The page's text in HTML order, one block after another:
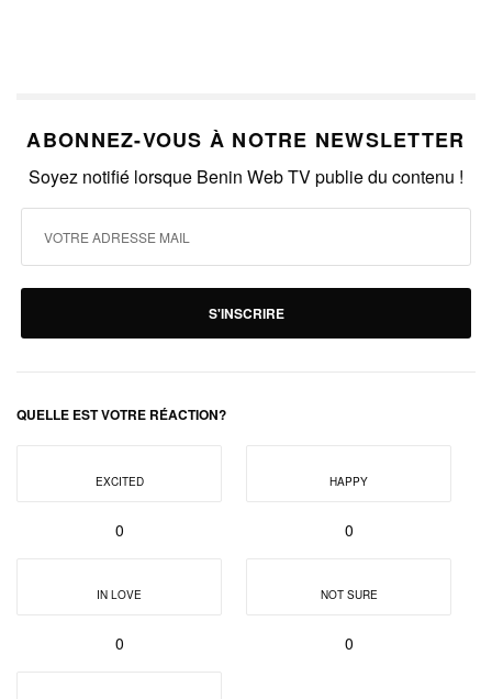
ABONNEZ-VOUS À NOTRE NEWSLETTER
Soyez notifié lorsque Benin Web TV publie du contenu !
S'INSCRIRE
QUELLE EST VOTRE RÉACTION?
EXCITED
0
HAPPY
0
IN LOVE
0
NOT SURE
0